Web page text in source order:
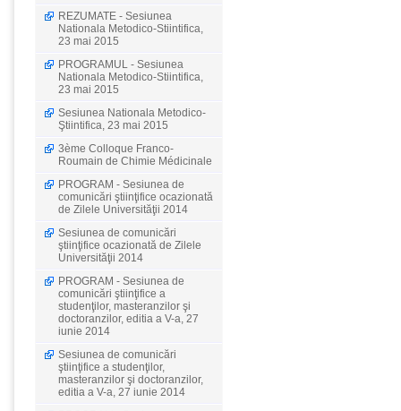
REZUMATE - Sesiunea
Nationala Metodico-Stiintifica,
23 mai 2015
PROGRAMUL - Sesiunea
Nationala Metodico-Stiintifica,
23 mai 2015
Sesiunea Nationala Metodico-
Ştiintifica, 23 mai 2015
3ème Colloque Franco-
Roumain de Chimie Médicinale
PROGRAM - Sesiunea de
comunicări ştiinţifice ocazionată
de Zilele Universităţii 2014
Sesiunea de comunicări
ştiinţifice ocazionată de Zilele
Universităţii 2014
PROGRAM - Sesiunea de
comunicări ştiinţifice a
studenţilor, masteranzilor şi
doctoranzilor, editia a V-a, 27
iunie 2014
Sesiunea de comunicări
ştiinţifice a studenţilor,
masteranzilor şi doctoranzilor,
editia a V-a, 27 iunie 2014